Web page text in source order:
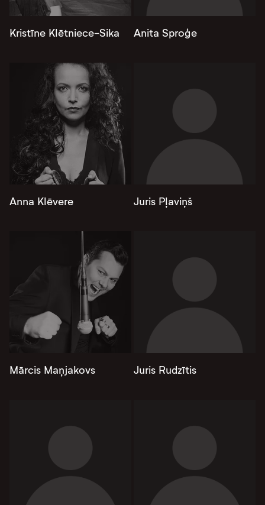
Kristīne Klētniece-Sika Anita Sproģe
Anna Klēvere Juris Pļaviņš
Mārcis Maņjakovs Juris Rudzītis